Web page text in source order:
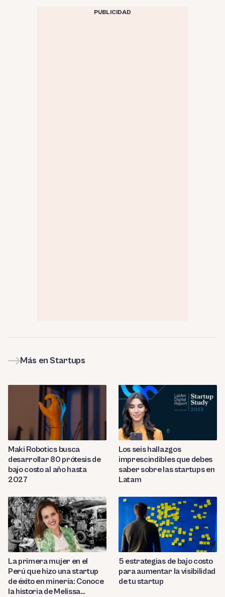
PUBLICIDAD
Más en Startups
Maki Robotics busca
desarrollar 80 prótesis de
bajo costo al año hasta
2027
Los seis hallazgos
imprescindibles que debes
saber sobre las startups en
Latam
La primera mujer en el
Perú que hizo una startup
de éxito en minería: Conoce
la historia de Melissa
5 estrategias de bajo costo
para aumentar la visibilidad
de tu startup